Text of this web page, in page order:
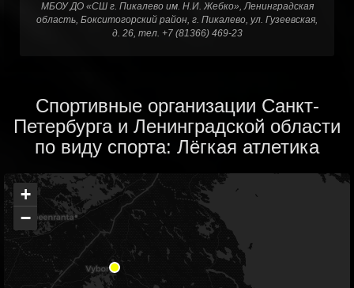
МБОУ ДО «СШ г. Пикалево им. Н.И. Жебко», Ленинградская
область, Бокситогорский район, г. Пикалево, ул. Гузеевская,
д. 26, тел. +7 (81366) 469-23
Спортивные организации Санкт-
Петербурга и Ленинградской области
по виду спорта: Лёгкая атлетика
+
−